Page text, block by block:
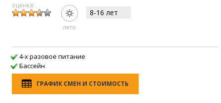
оценка:
лето
8-16 лет
4-х разовое питание
Бассейн
ГРАФИК СМЕН И СТОИМОСТЬ